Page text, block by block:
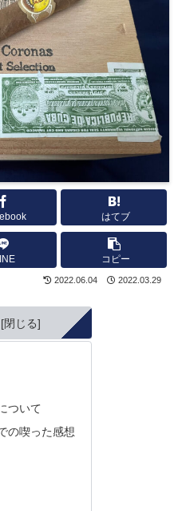
はてブ
コピー
2022.06.04 2022.03.29
ついて
の喫った感想